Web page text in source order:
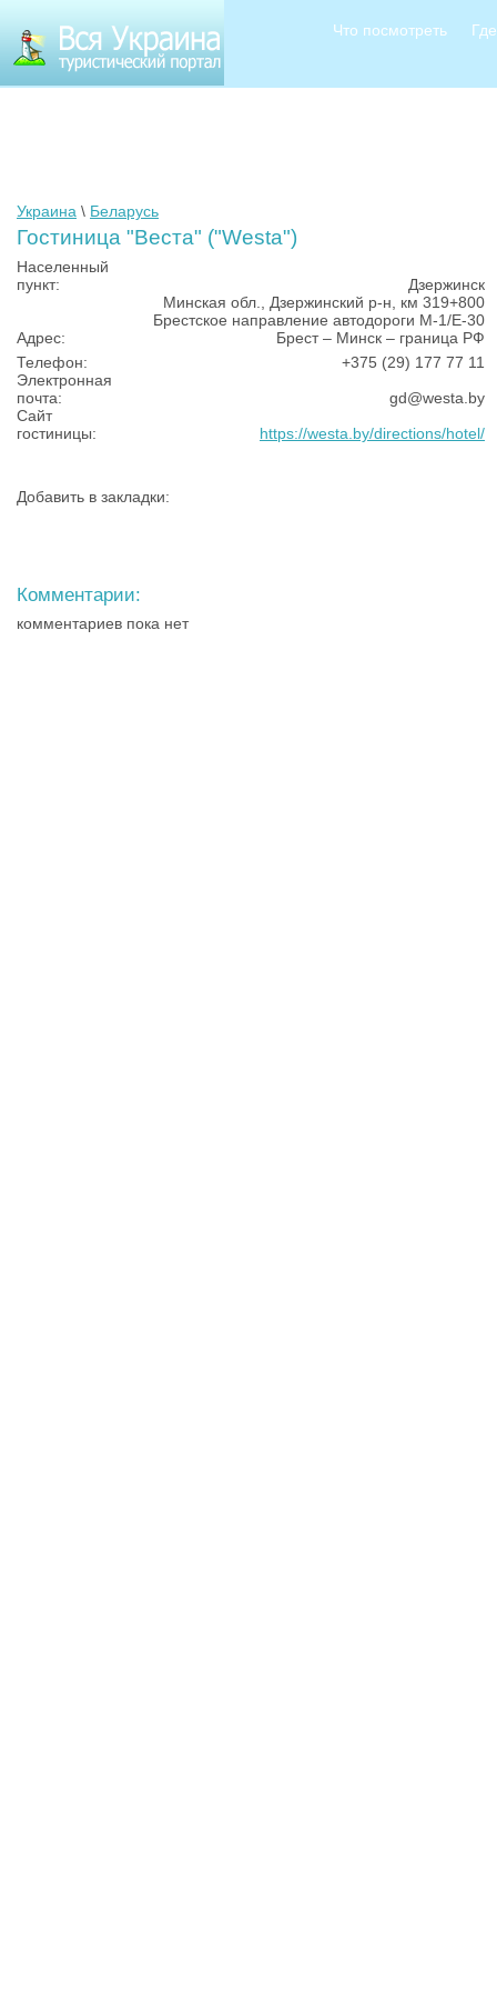
Что посмотреть
Украина \ Беларусь
Гостиница "Веста" ("Westa")
Населенный
пункт:
Дзержинск
Адрес:
Минская обл., Дзержинский р-н, км 319+800
Брестское направление автодороги М-1/Е-30
Брест – Минск – граница РФ
Телефон:
+375 (29) 177 77 11
Электронная
почта:
gd@westa.by
Сайт
гостиницы:
https://westa.by/directions/hotel/
Добавить в закладки:
Комментарии:
комментариев пока нет